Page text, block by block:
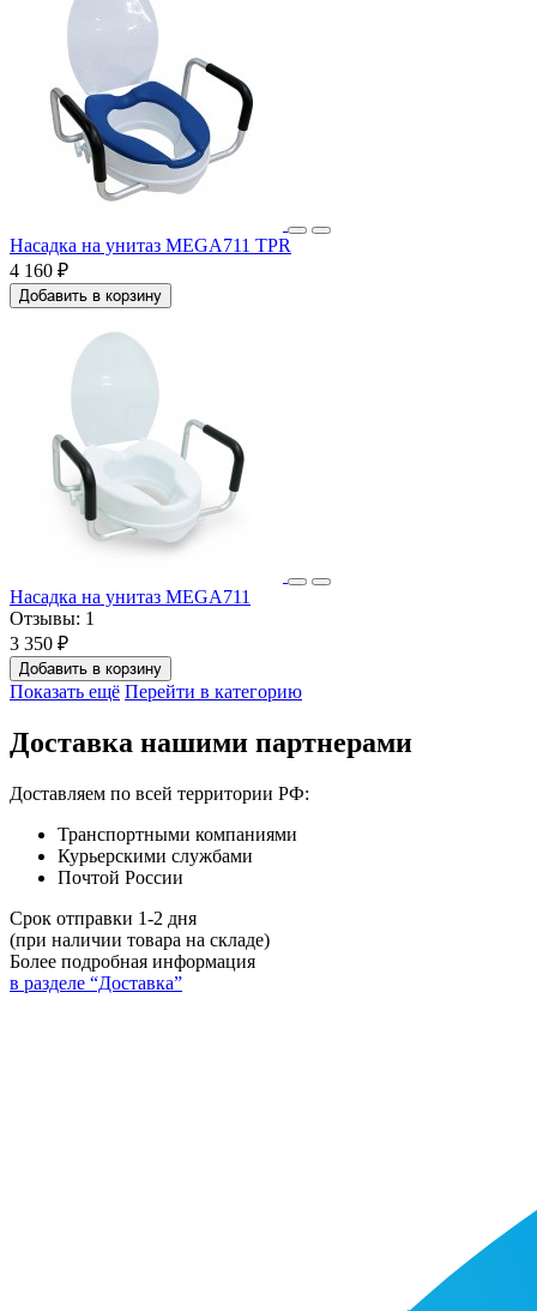
Насадка на унитаз MEGA711 TPR
4 160 ₽
Добавить в корзину
Насадка на унитаз MEGA711
Отзывы: 1
3 350 ₽
Добавить в корзину
Показать ещё Перейти в категорию
Доставка нашими партнерами
Доставляем по всей территории РФ:
Транспортными компаниями
Курьерскими службами
Почтой России
Срок отправки 1-2 дня
(при наличии товара на складе)
Более подробная информация
в разделе “Доставка”